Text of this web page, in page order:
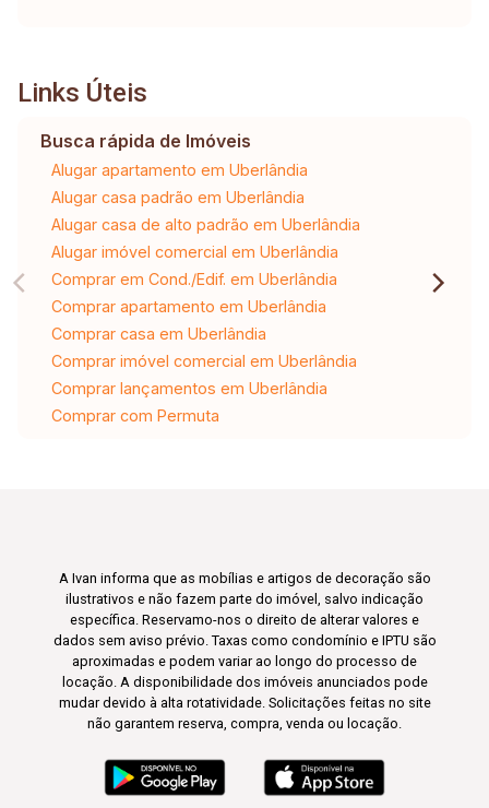
Links Úteis
Busca rápida de Imóveis
Alugar apartamento em Uberlândia
Alugar casa padrão em Uberlândia
Alugar casa de alto padrão em Uberlândia
Alugar imóvel comercial em Uberlândia
Comprar em Cond./Edif. em Uberlândia
Comprar apartamento em Uberlândia
Comprar casa em Uberlândia
Comprar imóvel comercial em Uberlândia
Comprar lançamentos em Uberlândia
Comprar com Permuta
A Ivan informa que as mobílias e artigos de decoração são
ilustrativos e não fazem parte do imóvel, salvo indicação
específica. Reservamo-nos o direito de alterar valores e
dados sem aviso prévio. Taxas como condomínio e IPTU são
aproximadas e podem variar ao longo do processo de
locação. A disponibilidade dos imóveis anunciados pode
mudar devido à alta rotatividade. Solicitações feitas no site
não garantem reserva, compra, venda ou locação.